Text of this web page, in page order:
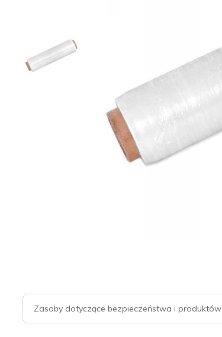
Zasoby dotyczące bezpieczeństwa i produktów